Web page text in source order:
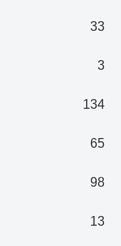
33
3
134
65
98
13